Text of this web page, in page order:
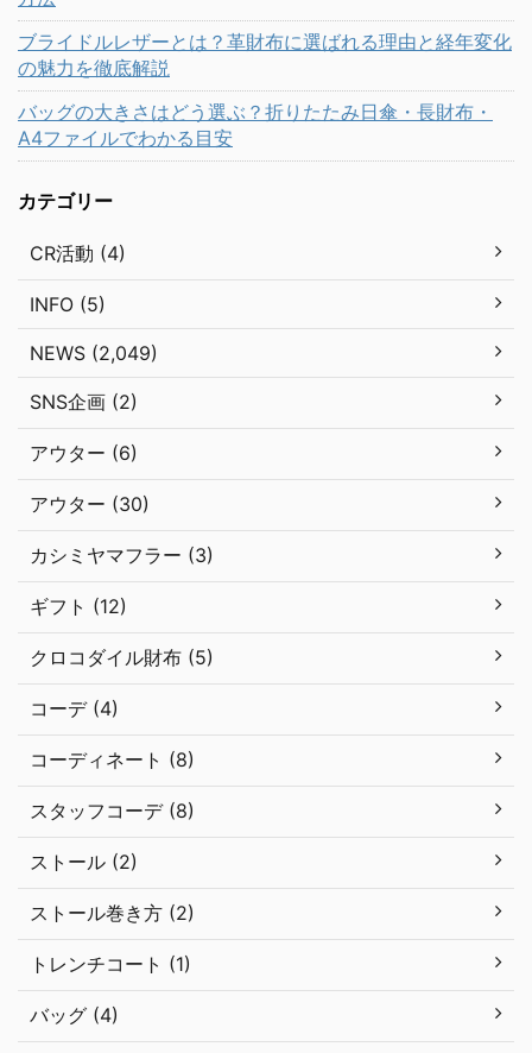
ブライドルレザーとは？革財布に選ばれる理由と経年変化
の魅力を徹底解説
バッグの大きさはどう選ぶ？折りたたみ日傘・長財布・
A4ファイルでわかる目安
カテゴリー
CR活動 (4)
INFO (5)
NEWS (2,049)
SNS企画 (2)
アウター (6)
アウター (30)
カシミヤマフラー (3)
ギフト (12)
クロコダイル財布 (5)
コーデ (4)
コーディネート (8)
スタッフコーデ (8)
ストール (2)
ストール巻き方 (2)
トレンチコート (1)
バッグ (4)